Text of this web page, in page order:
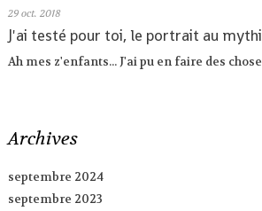
29 oct. 2018
J'ai testé pour toi, le portrait au
Ah mes z'enfants... J'ai pu en faire des
Archives
septembre 2024
septembre 2023